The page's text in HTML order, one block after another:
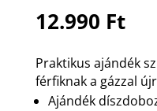
12.990 Ft
Praktikus ajándék
férfiknak a gázzal
Ajándék